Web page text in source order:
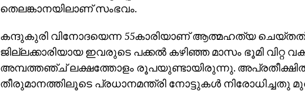
തെലങ്കാനയിലാണ് സംഭവം.
കന്ദുകുരി വിനോദയെന്ന 55കാരിയാണ് ആത്മഹത്യ
ജില്ലക്കാരിയായ ഇവരുടെ പക്കല്‍ കഴിഞ്ഞ മാസം ഭൂമി വിറ്റ
അമ്പത്തഞ്ച് ലക്ഷത്തോളം രൂപയുണ്ടായിരുന്നു.
തീരുമാനത്തിലൂടെ പ്രധാനമന്ത്രി നോട്ടുകള്‍ നിരോധിച്ചതു